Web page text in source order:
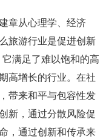
章从心理学、经济
旅游行业是促进创新
满足了难以饱和的高
高增长的行业。在社
带来和平与包容性发
新，通过分散风险促
，通过创新和传承来